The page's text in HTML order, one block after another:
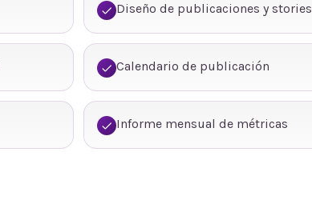
Diseño de publicaciones y stories
Calendario de publicación
Informe mensual de métricas